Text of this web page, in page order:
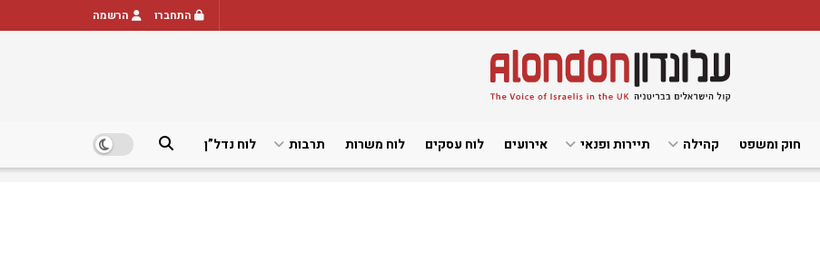
התחברו הרשמה
חוק ומשפט קהילה תיירות ופנאי אירועים לוח עסקים לוח משרות תרבות לוח נדל”ן